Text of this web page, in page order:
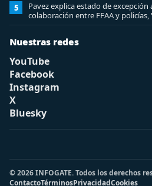
5
Pavez explica estado de
colaboración entre FFAA y
analizar”
Nuestras redes
YouTube
Facebook
Instagram
X
Bluesky
© 2026 INFOGATE. Todos los derechos
ContactoTérminosPrivacidadCookies